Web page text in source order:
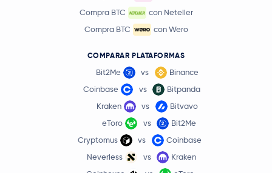
Compra BTC
con Neteller
Compra BTC
con Wero
COMPARAR PLATAFORMAS
Bit2Me vs
Binance
Coinbase
vs
Bitpanda
Kraken
vs
Bitvavo
eToro
vs
Bit2Me
Cryptomus
vs
Coinbase
Neverless
vs
Kraken